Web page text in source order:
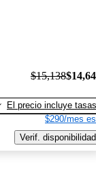
$15,138
El precio incluye tasas
$290/mes
Verif. disponibilidad